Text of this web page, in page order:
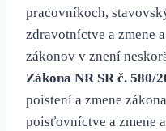
pracovníkoch,
zdravotníctve a zmene
zákonov v znení
Zákona NR SR č. 580/
poistení a zmene
poisťovníctve a zmene